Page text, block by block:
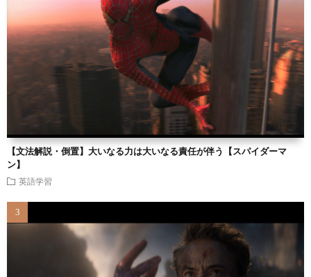
【文法解説・倒置】大いなる力は大いなる責任が伴う【スパイダーマ
ン】
英語学習